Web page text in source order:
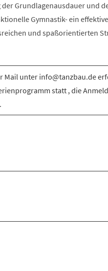
Grundlagenausdauer und
Gymnastik- ein
und spaßorientierten
Mail unter info@tanzbau.de
statt , die